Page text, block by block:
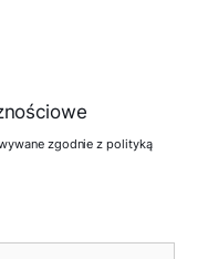
zgodnie z polityką